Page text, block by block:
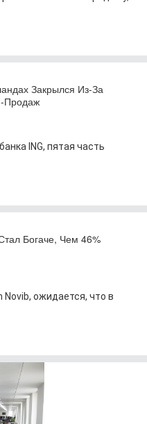
Закрылся Из-За
Продаж
ING, пятая часть
Богаче, Чем 46%
ожидается, что в